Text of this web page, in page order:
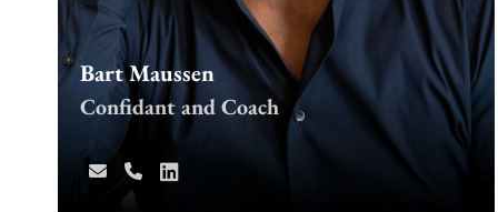
Bart Maussen
Confidant and Coach